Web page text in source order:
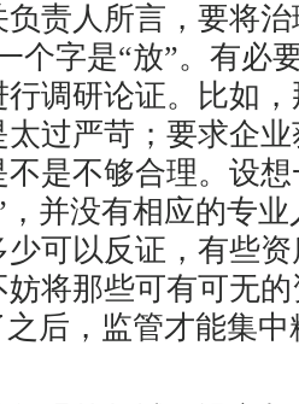
人所言，要将治
个字是“放”。有必
调研论证。比如
过严苛；要求企
是不够合理。设
并没有相应的专
可以反证，有些
将那些可有可无
后，监管才能集